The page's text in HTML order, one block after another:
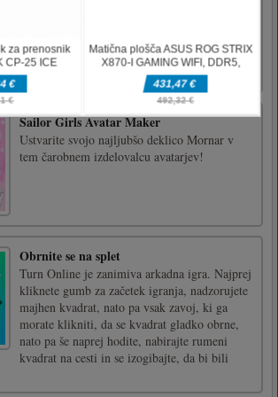
lahko postavite svoj strel. Poiščite najvišjo
možno oceno, vendar ne bodite požrešni!
Sailor Girls Avatar Maker
Ustvarite svojo najljubšo deklico Mornar v
tem čarobnem izdelovalcu avatarjev!
Obrnite se na splet
Turn Online je zanimiva arkadna igra. Najprej
kliknete gumb za začetek igranja, nadzorujete
majhen kvadrat, nato pa vsak zavoj, ki ga
morate klikniti, da se kvadrat gladko obrne,
nato pa še naprej hodite, nabirajte rumeni
kvadrat na cesti in se izogibajte, da bi bili